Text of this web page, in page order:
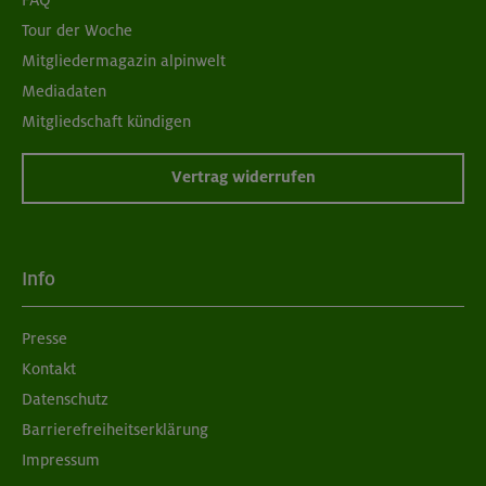
Tour der Woche
Mitgliedermagazin alpinwelt
Mediadaten
Mitgliedschaft kündigen
Vertrag widerrufen
Info
Presse
Kontakt
Datenschutz
Barrierefreiheitserklärung
Impressum